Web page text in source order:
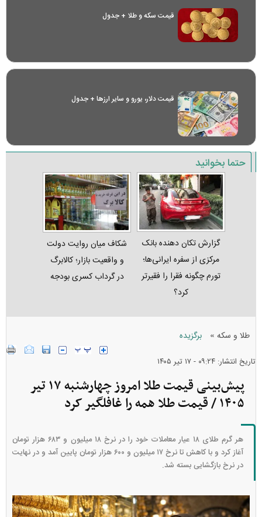
قیمت سکه و طلا + جدول
قیمت دلار، یورو و سایر ارز‌ها + جدول
حتما بخوانید
گزارش تکان‌ دهنده بانک
مرکزی از سفره ایرانی‌ها؛
تورم چگونه فقرا را فقیرتر
کرد؟
شکاف میان روایت دولت
و واقعیت بازار؛ کالابرگ
در گرداب کسری بودجه
طلا و سکه » برگزیده
تاریخ انتشار: ۰۹:۲۴ - ۱۷ تير ۱۴۰۵
پیش‌بینی قیمت طلا امروز چهارشنبه ۱۷ تیر
۱۴۰۵ / قیمت طلا همه را غافلگیر کرد
هر گرم طلای ۱۸ عیار معاملات خود را در نرخ ۱۸ میلیون و ۶۸۳ هزار تومان
آغاز کرد و با کاهش تا نرخ ۱۷ میلیون و ۶۰۰ هزار تومان پایین آمد و در نهایت
در نرخ بازگشایی بسته شد.